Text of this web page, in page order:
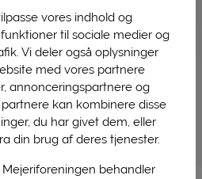
vores indhold og
til sociale medier og
Vi deler også oplysninger
med vores partnere
annonceringspartnere og
kan kombinere disse
du har givet dem, eller
din brug af deres tjenester.
behandler